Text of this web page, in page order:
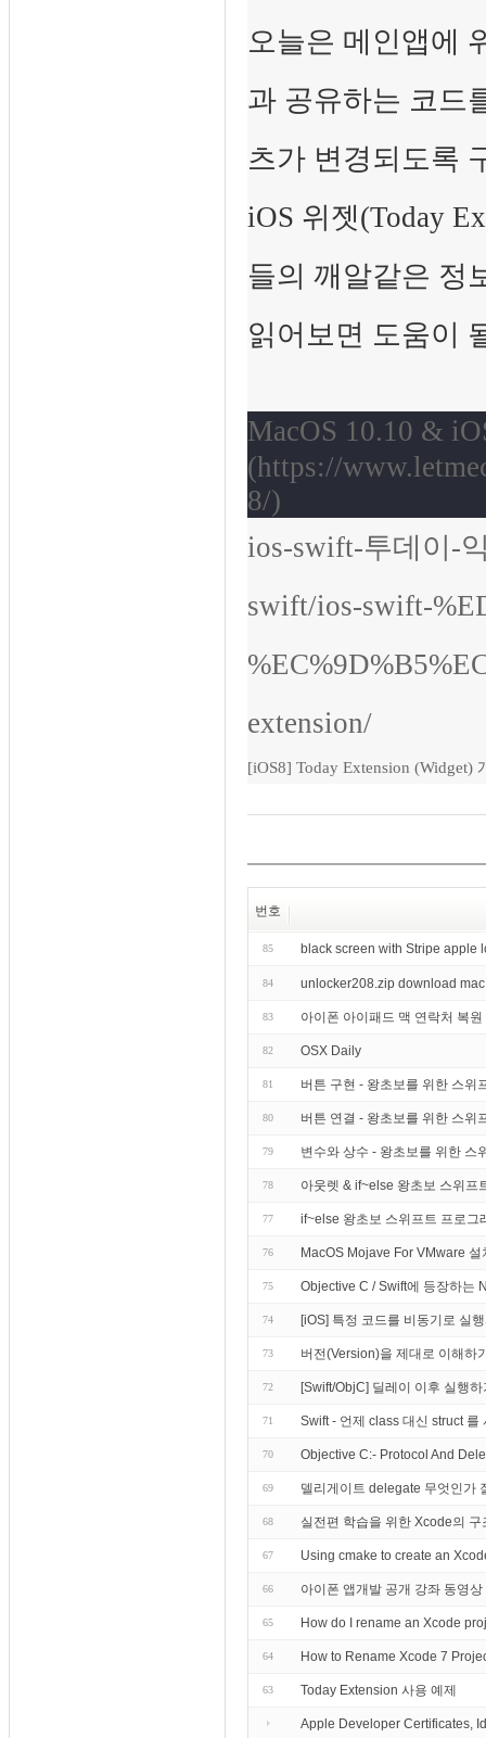
오늘은 메인앱에
과 공유하는 코드
츠가 변경되도록
iOS 위젯(Today
들의 깨알같은 정
읽어보면 도움이
MacOS 10.10 &
(https://
8/)
ios-swift-투데이-
swift/ios-swift-
extension/
[iOS8] Today Extension (Widget)
번호
85 black screen with Stripe apple
84 unlocker208.zip download
83 아이폰 아이패드 맥 연락처 복
82 OSX Daily
81 버튼 구현 - 왕초보를 위한 스위
80 버튼 연결 - 왕초보를 위한 스위
79 변수와 상수 - 왕초보를 위한 스
78 아웃렛 & if~else 왕초보 스위
77 if~else 왕초보 스위프트 프로
76 MacOS Mojave For VMware 설
75 Objective C / Swift에 등장하는
74 [iOS] 특정 코드를 비동기로 실
73 버전(Version)을 제대로 이해하
72 [Swift/ObjC] 딜레이 이후 실행하
71 Swift - 언제 class 대신 struct 를
70 Objective C:- Protocol And
69 델리게이트 delegate 무엇인가
68 실전편 학습을 위한 Xcode의
67 Using cmake to create an
66 아이폰 앱개발 공개 강좌 동영
65 How do I rename an Xcode
64 How to Rename Xcode 7
63 Today Extension 사용 예제
Apple Developer Certificates,